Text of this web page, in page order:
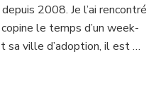
2008. Je l’ai rencontré
le temps d’un week-
sa ville d’adoption, il est …